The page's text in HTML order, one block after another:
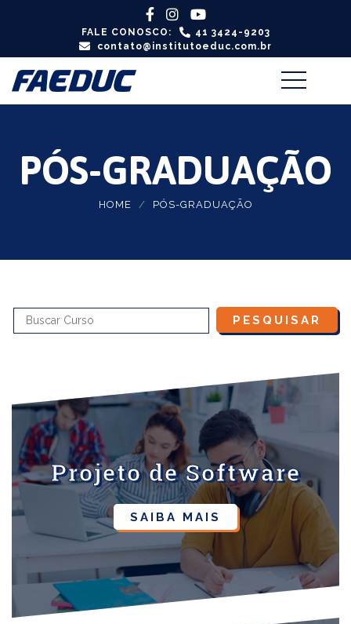
FALE CONOSCO:
41 3424-9203
contato@institutoeduc.com.br
PÓS-GRADUAÇÃO
HOME PÓS-GRADUAÇÃO
Projeto de Software
SAIBA MAIS